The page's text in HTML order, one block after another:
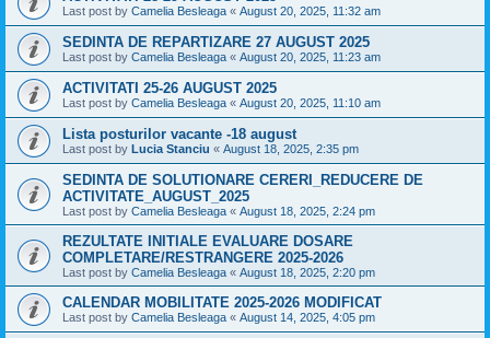
Last post by Camelia Besleaga « August 20, 2025, 11:32 am
SEDINTA DE REPARTIZARE 27 AUGUST 2025
Last post by Camelia Besleaga « August 20, 2025, 11:23 am
ACTIVITATI 25-26 AUGUST 2025
Last post by Camelia Besleaga « August 20, 2025, 11:10 am
Lista posturilor vacante -18 august
Last post by Lucia Stanciu « August 18, 2025, 2:35 pm
SEDINTA DE SOLUTIONARE CERERI_REDUCERE DE
ACTIVITATE_AUGUST_2025
Last post by Camelia Besleaga « August 18, 2025, 2:24 pm
REZULTATE INITIALE EVALUARE DOSARE
COMPLETARE/RESTRANGERE 2025-2026
Last post by Camelia Besleaga « August 18, 2025, 2:20 pm
CALENDAR MOBILITATE 2025-2026 MODIFICAT
Last post by Camelia Besleaga « August 14, 2025, 4:05 pm